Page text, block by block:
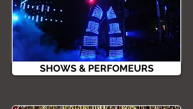
SHOWS & PERFOMEURS